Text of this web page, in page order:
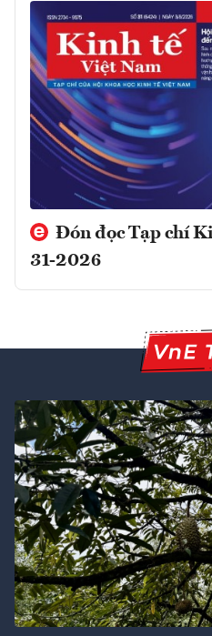
Đón đọc Tạp chí
31-2026